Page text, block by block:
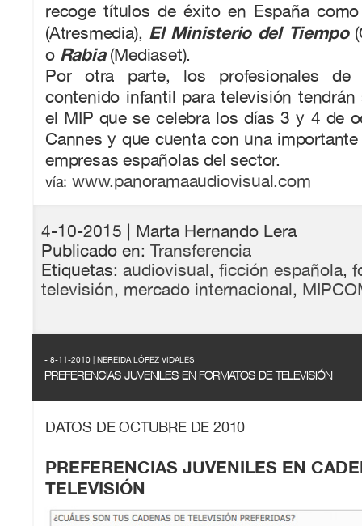
recoge títulos de éxito en España
(Atresmedia), El Ministerio del Tiempo
o Rabia(Mediaset).
Por otra parte, los profesionales
contenido infantil para televisión
el MIP que se celebra los días 3 y 4 de
Cannes y que cuenta con una
empresas españolas del sector.
vía: www.panoramaaudiovisual.com
4-10-2015 | Marta Hernando Lera
Publicado en: Transferencia
Etiquetas: audiovisual, ficción española,
televisión, mercado internacional,
- 8-11-2010 | NEREIDA LÓPEZ VIDALES
PREFERENCIAS JUVENILES EN FORMATOS DE TELEVISIÓN
DATOS DE OCTUBRE DE 2010
PREFERENCIAS JUVENILES EN
TELEVISIÓN